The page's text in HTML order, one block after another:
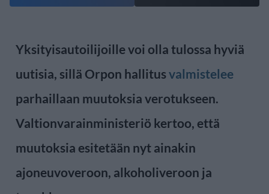
Yksityisautoilijoille voi olla tulossa hyviä
uutisia, sillä Orpon hallitusvalmistelee
parhaillaan muutoksia verotukseen.
Valtionvarainministeriö kertoo, että
muutoksia esitetään nyt ainakin
ajoneuvoveroon, alkoholiveroon ja